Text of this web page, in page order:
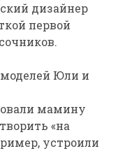
дизайнер
первой
Юли и
мамину
«на
устроили